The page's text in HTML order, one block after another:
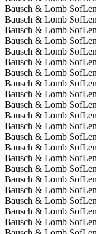
Bausch & Lomb
Bausch & Lomb
Bausch & Lomb
Bausch & Lomb
Bausch & Lomb
Bausch & Lomb
Bausch & Lomb
Bausch & Lomb
Bausch & Lomb
Bausch & Lomb
Bausch & Lomb
Bausch & Lomb
Bausch & Lomb
Bausch & Lomb
Bausch & Lomb
Bausch & Lomb
Bausch & Lomb
Bausch & Lomb
Bausch & Lomb
Bausch & Lomb
Bausch & Lomb